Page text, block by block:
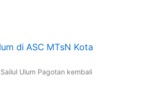
di ASC MTsN Kota
Ulum Pagotan kembali